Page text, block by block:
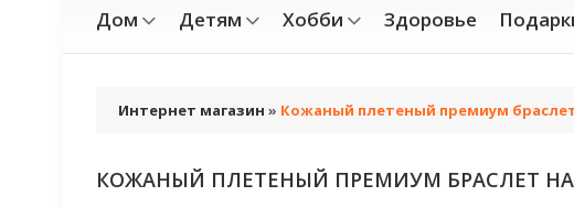
Дом Детям Хобби Здоровье
Интернет магазин » Кожаный плетеный премиум
КОЖАНЫЙ ПЛЕТЕНЫЙ ПРЕМИУМ БРАСЛЕТ